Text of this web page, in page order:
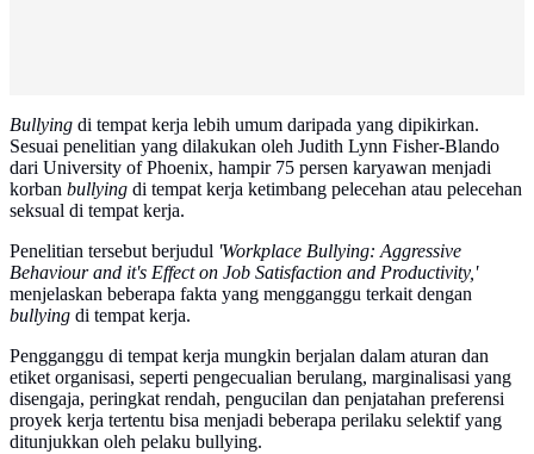
Bullying di tempat kerja lebih umum daripada yang dipikirkan.
Sesuai penelitian yang dilakukan oleh Judith Lynn Fisher-Blando
dari University of Phoenix, hampir 75 persen karyawan menjadi
korban bullying di tempat kerja ketimbang pelecehan atau pelecehan
seksual di tempat kerja.
Penelitian tersebut berjudul 'Workplace Bullying: Aggressive
Behaviour and it's Effect on Job Satisfaction and Productivity,'
menjelaskan beberapa fakta yang mengganggu terkait dengan
bullying di tempat kerja.
Pengganggu di tempat kerja mungkin berjalan dalam aturan dan
etiket organisasi, seperti pengecualian berulang, marginalisasi yang
disengaja, peringkat rendah, pengucilan dan penjatahan preferensi
proyek kerja tertentu bisa menjadi beberapa perilaku selektif yang
ditunjukkan oleh pelaku bullying.